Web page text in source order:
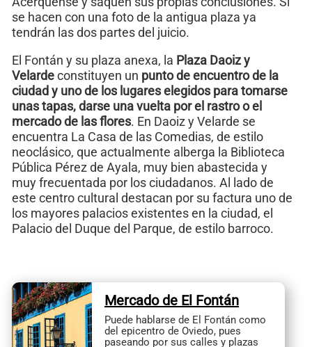
se hacen con una foto de la antigua plaza ya
tendrán las dos partes del juicio.
El Fontán y su plaza anexa, la Plaza Daoiz y
Velardeconstituyen un punto de encuentro de la
ciudad y uno de los lugares elegidos para tomarse
unas tapas, darse una vuelta por el rastro o el
mercado de las flores. En Daoiz y Velarde se
encuentra La Casa de las Comedias, de estilo
neoclásico, que actualmente alberga la Biblioteca
Pública Pérez de Ayala, muy bien abastecida y
muy frecuentada por los ciudadanos. Al lado de
este centro cultural destacan por su factura uno de
los mayores palacios existentes en la ciudad, el
Palacio del Duque del Parque, de estilo barroco.
Mercado de El Fontán
Puede hablarse de El Fontán como
del epicentro de Oviedo, pues
paseando por sus calles y plazas